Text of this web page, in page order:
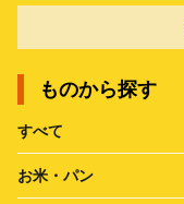
ものから探す
すべて
お米・パン